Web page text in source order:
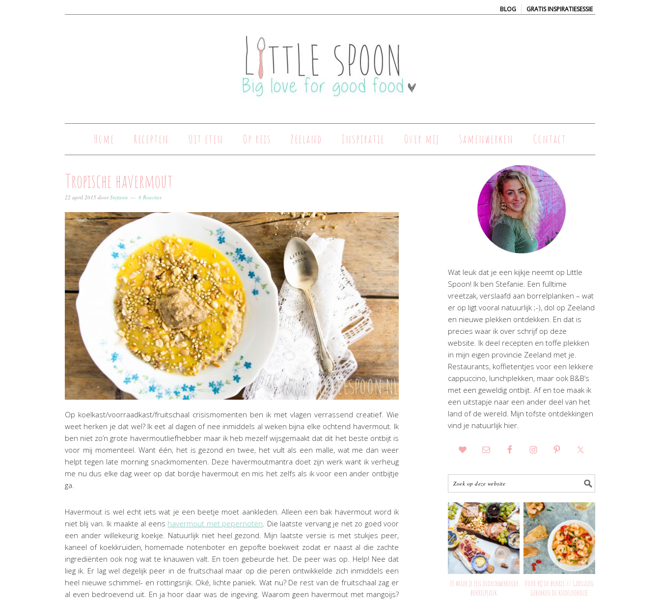
BLOG | GRATIS INSPIRATIESESSIE
Home Recepten Uit eten Op reis Zeeland Inspiratie Over mij Samenwerken Contact
Tropische havermout
22 april 2015 doorStefanie 8 Reacties
Op koelkast/voorraadkast/fruitschaal crisismomenten ben ik met vlagen verrassend creatief. Wie
weet herken je dat wel? Ik eet al dagen of nee inmiddels al weken bijna elke ochtend havermout. Ik
ben niet zo’n grote havermoutliefhebber maar ik heb mezelf wijsgemaakt dat dit het beste ontbijt is
voor mij momenteel. Want één, het is gezond en twee, het vult als een malle, wat me dan weer
helpt tegen late morning snackmomenten. Deze havermoutmantra doet zijn werk want ik verheug
me nu dus elke dag weer op dat bordje havermout en mis het zelfs als ik voor een ander ontbijtje
ga.
Havermout is wel echt iets wat je een beetje moet aankleden. Alleen een bak havermout word ik
niet blij van. Ik maakte al eens havermout met pepernoten . Die laatste vervang je net zo goed voor
een ander willekeurig koekje. Natuurlijk niet heel gezond. Mijn laatste versie is met stukjes peer,
kaneel of koekkruiden, homemade notenboter en gepofte boekweit zodat er naast al die zachte
ingrediënten ook nog wat te knauwen valt. En toen gebeurde het. De peer was op. Help! Nee dat
lieg ik. Er lag wel degelijk peer in de fruitschaal maar op die peren ontwikkelde zich inmiddels een
heel nieuwe schimmel- en rottingsrijk. Oké, lichte paniek. Wat nu? De rest van de fruitschaal zag er
al even bedroevend uit. En ja hoor daar was de ingeving. Waarom geen havermout met mangoijs?
Wat leuk dat je een kijkje neemt op Little
Spoon! Ik ben Stefanie. Een fulltime
vreetzak, verslaafd aan borrelplanken – wat
er op ligt vooral natuurlijk ;-), dol op Zeeland
en nieuwe plekken ontdekken. En dat is
precies waar ik over schrijf op deze
website. Ik deel recepten en toffe plekken
in mijn eigen provincie Zeeland met je.
Restaurants, koffietentjes voor een lekkere
cappuccino, lunchplekken, maar ook B&B’s
met een geweldig ontbijt. Af en toe maak ik
een uitstapje naar een ander deel van het
land of de wereld. Mijn tofste ontdekkingen
vind je natuurlijk hier.
Zo maak je een indrukwekkende
borrelplank
Voor bij de borrel // Garnalen
gebakken in knoflookolie